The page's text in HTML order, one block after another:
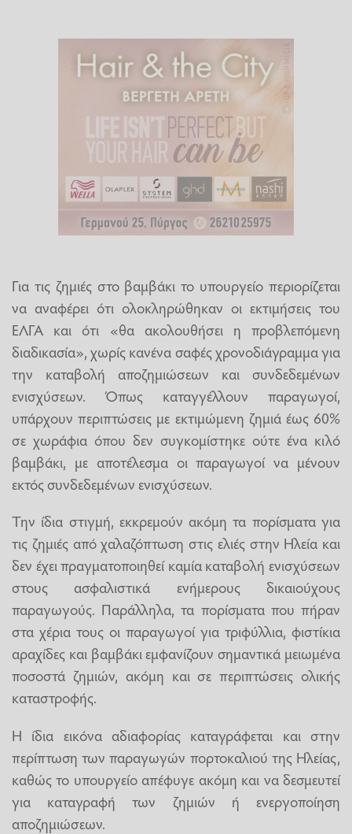
Για τις ζημιές στο βαμβάκι το υπουργείο περιορίζεται
να αναφέρει ότι ολοκληρώθηκαν οι εκτιμήσεις του
ΕΛΓΑ και ότι «θα ακολουθήσει η προβλεπόμενη
διαδικασία», χωρίς κανένα σαφές χρονοδιάγραμμα για
την καταβολή αποζημιώσεων και συνδεδεμένων
ενισχύσεων. Όπως καταγγέλλουν παραγωγοί,
υπάρχουν περιπτώσεις με εκτιμώμενη ζημιά έως 60%
σε χωράφια όπου δεν συγκομίστηκε ούτε ένα κιλό
βαμβάκι, με αποτέλεσμα οι παραγωγοί να μένουν
εκτός συνδεδεμένων ενισχύσεων.
Την ίδια στιγμή, εκκρεμούν ακόμη τα πορίσματα για
τις ζημιές από χαλαζόπτωση στις ελιές στην Ηλεία και
δεν έχει πραγματοποιηθεί καμία καταβολή ενισχύσεων
στους ασφαλιστικά ενήμερους δικαιούχους
παραγωγούς. Παράλληλα, τα πορίσματα που πήραν
στα χέρια τους οι παραγωγοί για τριφύλλια, φιστίκια
αραχίδες και βαμβάκι εμφανίζουν σημαντικά μειωμένα
ποσοστά ζημιών, ακόμη και σε περιπτώσεις ολικής
καταστροφής.
Η ίδια εικόνα αδιαφορίας καταγράφεται και στην
περίπτωση των παραγωγών πορτοκαλιού της Ηλείας,
καθώς το υπουργείο απέφυγε ακόμη και να δεσμευτεί
για καταγραφή των ζημιών ή ενεργοποίηση
αποζημιώσεων.